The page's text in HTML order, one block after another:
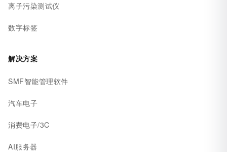
离子污染测试仪
数字标签
解决方案
SMF智能管理软件
汽车电子
消费电子/3C
AI服务器